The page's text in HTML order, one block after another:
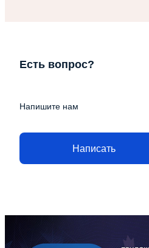
Есть вопрос?
Напишите нам
Написать